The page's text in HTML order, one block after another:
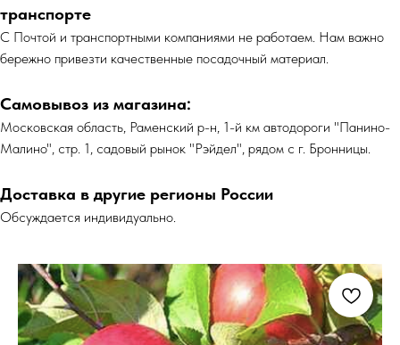
транспорте
С Почтой и транспортными компаниями не работаем. Нам важно
бережно привезти качественные посадочный материал.
Самовывоз из магазина:
Московская область, Раменский р-н, 1-й км автодороги "Панино-
Малино", стр. 1, садовый рынок "Рэйдел", рядом с г. Бронницы.
Доставка в другие регионы России
Обсуждается индивидуально.